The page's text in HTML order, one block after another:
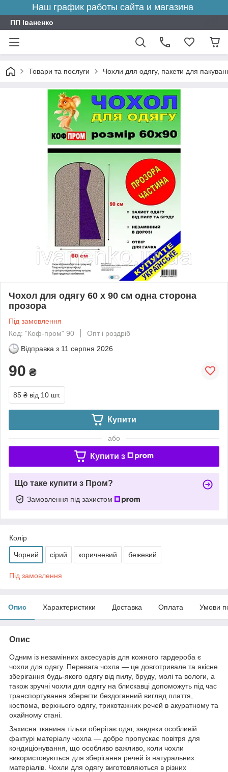
Наш график работы сайта и магазина
ПП Іваненко
Товари та послуги Чохли для одягу, пакети для
Чохол для одягу 60 х 90 см одна сторона
прозора
Під замовлення
Код: "Коф-пром" 90
Опт і роздріб
Відправка з 11 серпня 2026
90 ₴
85 ₴ від 10 шт.
Купити
або
Купити з
Що таке купити з Пром?
Замовлення під захистом
Колір
Чорний сірий коричневий бежевий
Під замовлення
Опис Характеристики Доставка Оплата Умови
Опис
Одним із незамінних аксесуарів для кожного гардероба є
чохли для одягу. Перевага чохла — це довготривале та якісне
зберігання будь-якого одягу від пилу, бруду, молі та вологи, а
також зручні чохли для одягу на блискавці допоможуть під час
транспортування зберегти бездоганний вигляд плаття,
костюма, верхнього одягу, трикотажних речей в акуратному та
охайному стані.
Захисна тканина тільки оберігає одяг, завдяки особливій
фактурі матеріалу чохла — добре пропускає повітря для
кондиціонування, що особливо важливо, коли чохли
використовуються для зберігання речей із натуральних
матеріалів. Чохли для одягу виготовляються в різних